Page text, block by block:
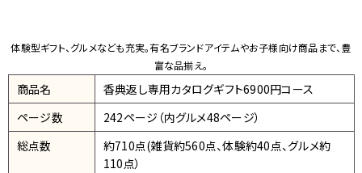
体験型ギフト、グルメなども充実。有名ブランドアイテムやお子様向け商品まで、豊
富な品揃え。
商品名
香典返し専用カタログギフト6900円コース
ページ数
242ページ（内グルメ48ページ）
総点数
約710点(雑貨約560点、体験約40点、グルメ約
110点）